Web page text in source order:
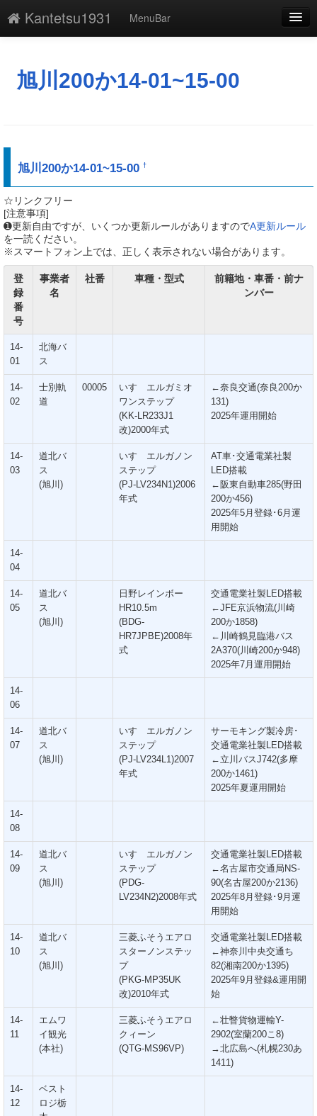
Kantetsu1931
MenuBar
添付
最終更新
一覧
単語検索
旭川200か14-01~15-00
旭川200か14-01~15-00 †
☆リンクフリー
[注意事項]
➊更新自由ですが、いくつか更新ルールがありますのでA更新ルール
を一読ください。
※スマートフォン上では、正しく表示されない場合があります。
登
録
番
号
事業者
名
社番 車種・型式
前籍地・車番・前ナ
ンバー
14-
01
北海バ
ス
14-
02
士別軌
道
00005
いすゞエルガミオ
ワンステップ
(KK-LR233J1
改)2000年式
←奈良交通(奈良200か
131)
2025年運用開始
14-
03
道北バ
ス
(旭川)
いすゞエルガノン
ステップ
(PJ-LV234N1)2006
年式
AT車･交通電業社製
LED搭載
←阪東自動車285(野田
200か456)
2025年5月登録･6月運
用開始
14-
04
14-
05
道北バ
ス
(旭川)
日野レインボー
HR10.5m
(BDG-
HR7JPBE)2008年
式
交通電業社製LED搭載
←JFE京浜物流(川崎
200か1858)
←川崎鶴見臨港バス
2A370(川崎200か948)
2025年7月運用開始
14-
06
14-
07
道北バ
ス
(旭川)
いすゞエルガノン
ステップ
(PJ-LV234L1)2007
年式
サーモキング製冷房･
交通電業社製LED搭載
←立川バスJ742(多摩
200か1461)
2025年夏運用開始
14-
08
14-
09
道北バ
ス
(旭川)
いすゞエルガノン
ステップ
(PDG-
LV234N2)2008年式
交通電業社製LED搭載
←名古屋市交通局NS-
90(名古屋200か2136)
2025年8月登録･9月運
用開始
14-
10
道北バ
ス
(旭川)
三菱ふそうエアロ
スターノンステッ
プ
(PKG-MP35UK
改)2010年式
交通電業社製LED搭載
←神奈川中央交通ち
82(湘南200か1395)
2025年9月登録&運用開
始
14-
11
エムワ
イ観光
(本社)
三菱ふそうエアロ
クィーン
(QTG-MS96VP)
←壮瞥貨物運輸Y-
2902(室蘭200こ8)
→北広島へ(札幌230あ
1411)
14-
12
ベスト
ロジ栃